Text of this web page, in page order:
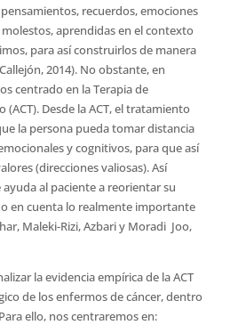
recuerdos, emociones
aprendidas en el contexto
para así construirlos de manera
2014). No obstante, en
centrado en la Terapia de
Desde la ACT, el tratamiento
la persona pueda tomar distancia
y cognitivos, para que así
(direcciones valiosas). Así
ayuda al paciente a reorientar su
en cuenta lo realmente importante
Maleki-Rizi, Azbari y Moradi  Joo,
la evidencia empírica de la ACT
de los enfermos de cáncer, dentro
ello, nos centraremos en: